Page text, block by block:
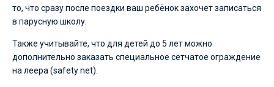
то, что сразу после поездки ваш ребёнок захочет записаться
в парусную школу.
Также учитывайте, что для детей до 5 лет можно
дополнительно заказать специальное сетчатое ограждение
на леера (safety net).